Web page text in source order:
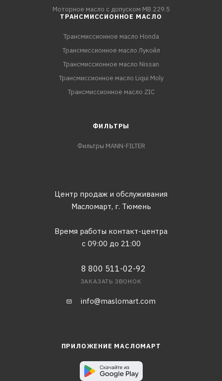
Моторное масло с допуском MB 229.5
ТРАНСМИССИОННОЕ МАСЛО
Трансмиссионное масло Honda
Трансмиссионное масло Лукойл
Трансмиссионное масло Nissan
Трансмиссионное масло Liqui Moly
Трансмиссионное масло ZIC
ФИЛЬТРЫ
Фильтры MANN-FILTER
Центр продаж и обслуживания
Масломарт, г. Тюмень
Время работы контакт-центра
с 09:00 до 21:00
8 800 511-02-92
ЗАКАЗАТЬ ЗВОНОК
info@maslomart.com
ПРИЛОЖЕНИЕ МАСЛОМАРТ